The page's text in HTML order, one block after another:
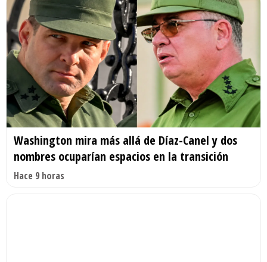
Washington mira más allá de Díaz-Canel y dos
nombres ocuparían espacios en la transición
Hace 9 horas